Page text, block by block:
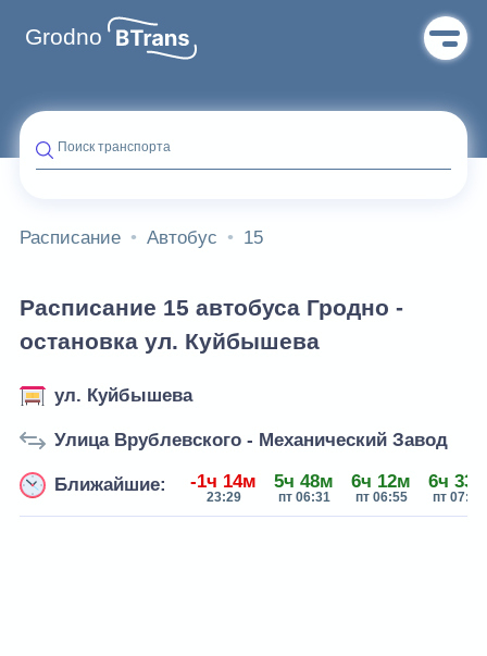
Grodno
Поиск транспорта
Расписание Автобус 15
Расписание 15 автобуса Гродно -
остановка ул. Куйбышева
ул. Куйбышева
Улица Врублевского - Механический Завод
Ближайшие: -1ч 14м
23:29
5ч 48м
пт 06:31
6ч 12м
пт 06:55
6ч 33м
пт 07:16